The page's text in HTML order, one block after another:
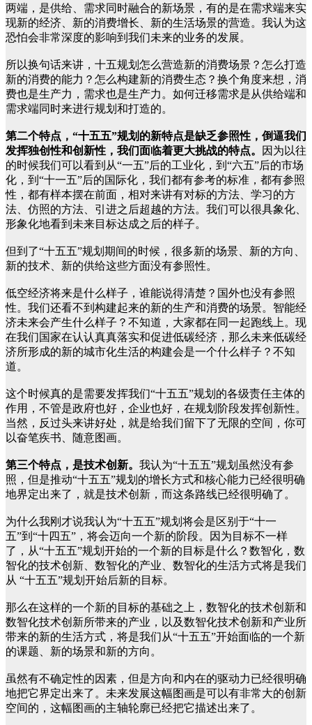
两端，是供给、需求同时融合的新场景，有的是在需求端来实
现新的经济、新的消费增长、新的生活场景的营造。我认为这
恐怕会非常深度的影响到我们未来的业务的发展。
所以换句话来讲，十五规划怎么营造新的消费场景？怎么打造
新的消费的能力？怎么构建新的消费生态？换个角度来想，消
费也是生产力，需求也是生产力。如何迁移需求是从供给端和
需求端同时来进行规划和打造的。
第二个特点，“十五五”规划的新特点是缺乏参照性，倒逼我们
发挥独创性和创新性，我们面临着更大挑战的特点。
因为以往
的时候我们可以看到从“一五”后的工业化，到“六五”后的市场
化，到“十一五”后的国际化，我们都有参考的标准，都有参照
性，都有样本摆在前面，相对来讲有对标的方法、学习的方
法、仿照的方法、引进之后超越的方法。我们可以很具象化、
形象化地看到未来目标达成之后的样子。
但到了“十五五”规划期间的时候，很多新的场景、新的方向、
新的技术、新的供给这些方面没有参照性。
低空经济将来是什么样子，谁能说得清楚？国外也没有参照
性。我们还看不到构建起来的新的生产和消费的场景。智能经
济未来会产生什么样子？不知道，大家都在同一起跑线上。现
在我们国家在认认真真落实和促进低碳经济，那么未来低碳经
济所形成的新的城市化生活的构建会是一个什么样子？不知
道。
这个时候真的是需要发挥我们“十五五”规划的各级责任主体的
作用，不管是政府也好，企业也好，在规划阶段发挥创新性。
当然，反过头来讲好处，就是给我们留下了无限的空间，你可
以奋笔疾书、随意图画。
第三个特点，是技术创新。 我认为“十五五”规划虽然没有参
照，但是推动“十五五”规划的增长方式和核心能力已经很明确
地界定出来了，就是技术创新，而这条路线已经很明确了。
为什么我刚才说我认为“十五五”规划将会是区别于“十一
五”到“十四五”，将会迈向一个新的阶段。因为目标不一样
了，从“十五五”规划开始的一个新的目标是什么？数智化，数
智化的技术创新、数智化的产业、数智化的生活方式将是我们
从 “十五五”规划开始后新的目标。
那么在这样的一个新的目标的基础之上，数智化的技术创新和
数智化技术创新所带来的产业，以及数智化技术创新和产业所
带来的新的生活方式，将是我们从“十五五”开始面临的一个新
的课题、新的场景和新的方向。
虽然有不确定性的因素，但是方向和内在的驱动力已经很明确
地把它界定出来了。未来发展这幅图画是可以有非常大的创新
空间的，这幅图画的主轴轮廓已经把它描述出来了。